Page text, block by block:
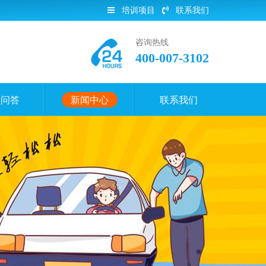
培训项目 联系我们
咨询热线
400-007-3102
答 新闻中心 联系我们